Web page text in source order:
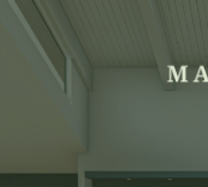
Saltar
contenido